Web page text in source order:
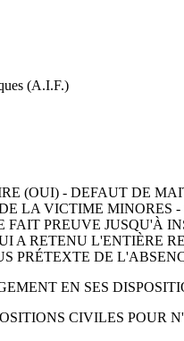
(A.I.F.)
(OUI) - DEFAUT DE
LA VICTIME MINORES
PREUVE JUSQU'À
A RETENU L'ENTIÈRE
PRÉTEXTE DE
EN SES
CIVILES